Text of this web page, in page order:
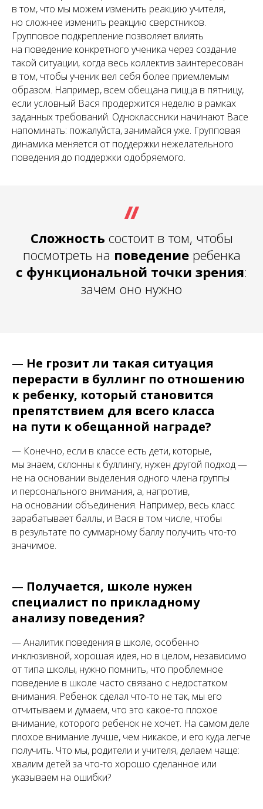
в том, что мы можем изменить реакцию учителя,
но cложнее изменить реакцию сверстников.
Групповое подкрепление позволяет влиять
на поведение конкретного ученика через создание
такой ситуации, когда весь коллектив заинтересован
в том, чтобы ученик вел себя более приемлемым
образом. Например, всем обещана пицца в пятницу,
если условный Вася продержится неделю в рамках
заданных требований. Одноклассники начинают Васе
напоминать: пожалуйста, занимайся уже. Групповая
динамика меняется от поддержки нежелательного
поведения до поддержки одобряемого.
Сложность состоит в том, чтобы
посмотреть на поведениеребенка
с функциональной точки зрения:
зачем оно нужно
— Не грозит ли такая ситуация
перерасти в буллинг по отношению
к ребенку, который становится
препятствием для всего класса
на пути к обещанной награде?
— Конечно, если в классе есть дети, которые,
мы знаем, склонны к буллингу, нужен другой подход —
не на основании выделения одного члена группы
и персонального внимания, а, напротив,
на основании объединения. Например, весь класс
зарабатывает баллы, и Вася в том числе, чтобы
в результате по суммарному баллу получить что-то
значимое.
— Получается, школе нужен
специалист по прикладному
анализу поведения?
— Аналитик поведения в школе, особенно
инклюзивной, хорошая идея, но в целом, независимо
от типа школы, нужно помнить, что проблемное
поведение в школе часто связано с недостатком
внимания. Ребенок сделал что-то не так, мы его
отчитываем и думаем, что это какое-то плохое
внимание, которого ребенок не хочет. На самом деле
плохое внимание лучше, чем никакое, и его куда легче
получить. Что мы, родители и учителя, делаем чаще:
хвалим детей за что-то хорошо сделанное или
указываем на ошибки?